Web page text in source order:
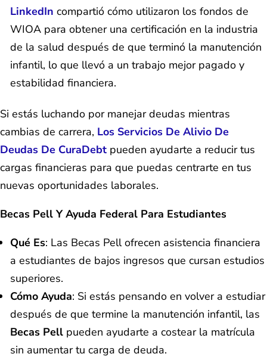
LinkedIn compartió cómo utilizaron los fondos de
WIOA para obtener una certificación en la industria
de la salud después de que terminó la manutención
infantil, lo que llevó a un trabajo mejor pagado y
estabilidad financiera.
Si estás luchando por manejar deudas mientras
cambias de carrera, Los Servicios De Alivio De
Deudas De CuraDebt pueden ayudarte a reducir tus
cargas financieras para que puedas centrarte en tus
nuevas oportunidades laborales.
Becas Pell Y Ayuda Federal Para Estudiantes
Qué Es: Las Becas Pell ofrecen asistencia financiera
a estudiantes de bajos ingresos que cursan estudios
superiores.
Cómo Ayuda: Si estás pensando en volver a estudiar
después de que termine la manutención infantil, las
Becas Pell pueden ayudarte a costear la matrícula
sin aumentar tu carga de deuda.